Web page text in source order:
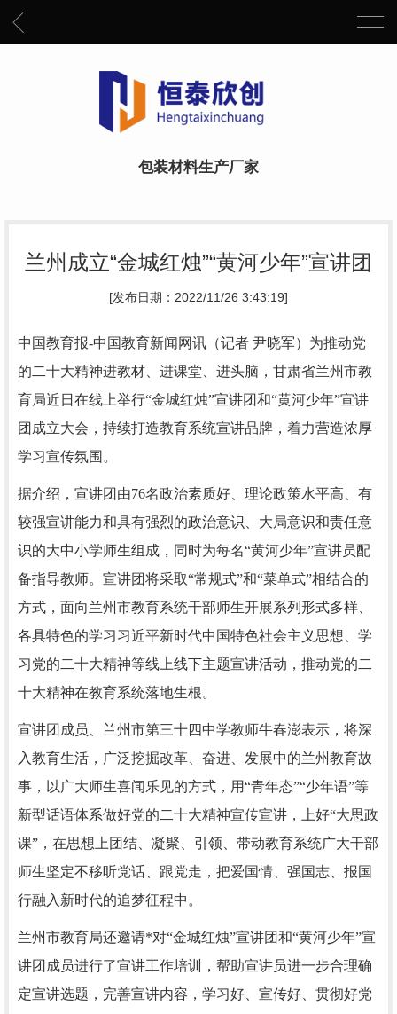
包装材料生产厂家
兰州成立“金城红烛”“黄河少年”宣讲团
[发布日期：2022/11/26 3:43:19]
中国教育报-中国教育新闻网讯（记者 尹晓军） 为推动党
的二十大精神进教材、进课堂、进头脑，甘肃省兰州市教
育局近日在线上举行“金城红烛”宣讲团和“黄河少年”宣讲
团成立大会，持续打造教育系统宣讲品牌，着力营造浓厚
学习宣传氛围。
据介绍，宣讲团由76名政治素质好、理论政策水平高、有
较强宣讲能力和具有强烈的政治意识、大局意识和责任意
识的大中小学师生组成，同时为每名“黄河少年”宣讲员配
备指导教师。宣讲团将采取“常规式”和“菜单式”相结合的
方式，面向兰州市教育系统干部师生开展系列形式多样、
各具特色的学习习近平新时代中国特色社会主义思想、学
习党的二十大精神等线上线下主题宣讲活动，推动党的二
十大精神在教育系统落地生根。
宣讲团成员、兰州市第三十四中学教师牛春澎表示，将深
入教育生活，广泛挖掘改革、奋进、发展中的兰州教育故
事，以广大师生喜闻乐见的方式，用“青年态”“少年语”等
新型话语体系做好党的二十大精神宣传宣讲，上好“大思政
课”，在思想上团结、凝聚、引领、带动教育系统广大干部
师生坚定不移听党话、跟党走，把爱国情、强国志、报国
行融入新时代的追梦征程中。
兰州市教育局还邀请*对“金城红烛”宣讲团和“黄河少年”宣
讲团成员进行了宣讲工作培训，帮助宣讲员进一步合理确
定宣讲选题，完善宣讲内容，学习好、宣传好、贯彻好党